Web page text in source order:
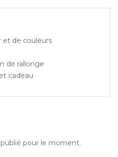
et de couleurs
de rallonge
cadeau
pour le moment.